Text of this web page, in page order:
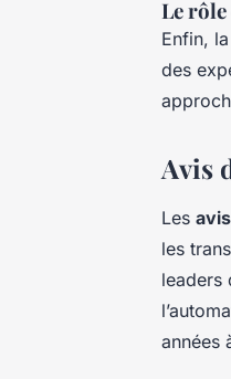
Le
Enfin, la
des
Avis
Les
les
leaders
années